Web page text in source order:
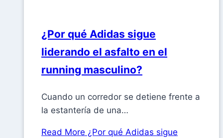
¿Por qué Adidas sigue
liderando el asfalto en el
running masculino?
Cuando un corredor se detiene frente a
la estantería de una…
Read More ¿Por qué Adidas sigue